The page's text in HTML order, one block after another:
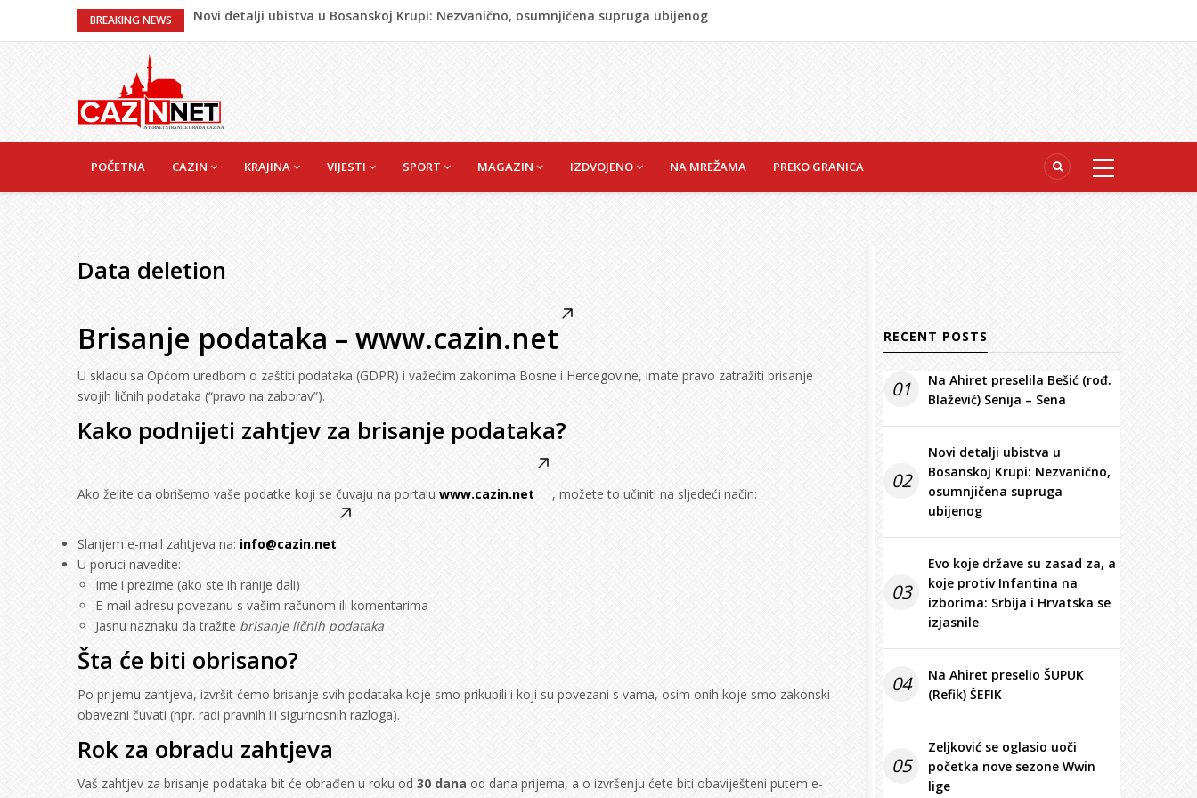
BREAKING NEWS
Novi detalji ubistva u Bosanskoj Krupi: Nezvanično, osumnjičena supruga ubijenog
Majka Izeta Nanića progovorila nakon obilježavanja godišnjice: "Doživjela sam poniženje
na mjestu gdje se odaje počast mom sinu"
NAVIGATION
POČETNA CAZIN KRAJINA VIJESTI SPORT MAGAZIN IZDVOJENO NA MREŽAMA PREKO GRANICA
Data deletion
Brisanje podataka – www.cazin.net
U skladu sa Općom uredbom o zaštiti podataka (GDPR) i važećim zakonima Bosne i Hercegovine, imate pravo zatražiti brisanje
svojih ličnih podataka (“pravo na zaborav”).
Kako podnijeti zahtjev za brisanje podataka?
Ako želite da obrišemo vaše podatke koji se čuvaju na portalu www.cazin.net , možete to učiniti na sljedeći način:
Slanjem e-mail zahtjeva na: info@cazin.net
U poruci navedite:
Ime i prezime (ako ste ih ranije dali)
E-mail adresu povezanu s vašim računom ili komentarima
Jasnu naznaku da tražite brisanje ličnih podataka
Šta će biti obrisano?
Po prijemu zahtjeva, izvršit ćemo brisanje svih podataka koje smo prikupili i koji su povezani s vama, osim onih koje smo zakonski
obavezni čuvati (npr. radi pravnih ili sigurnosnih razloga).
Rok za obradu zahtjeva
Vaš zahtjev za brisanje podataka bit će obrađen u roku od 30 dana od dana prijema, a o izvršenju ćete biti obaviješteni putem e-
RECENT POSTS
01
Na Ahiret preselila Bešić (rođ.
Blažević) Senija – Sena
02
Novi detalji ubistva u
Bosanskoj Krupi: Nezvanično,
osumnjičena supruga
ubijenog
03
Evo koje države su zasad za, a
koje protiv Infantina na
izborima: Srbija i Hrvatska se
izjasnile
04
Na Ahiret preselio ŠUPUK
(Refik) ŠEFIK
05
Zeljković se oglasio uoči
početka nove sezone Wwin
lige